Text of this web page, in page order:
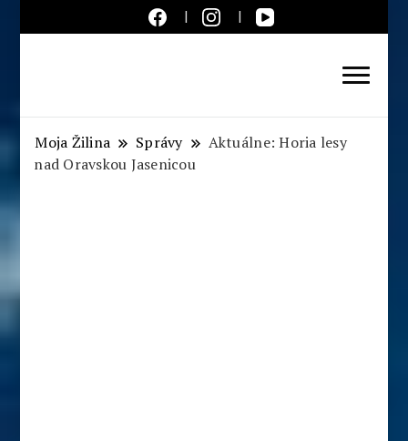
Slovensko
Moja Žilina Správy
Aktuálne: Horia lesy
nad Oravskou Jasenicou